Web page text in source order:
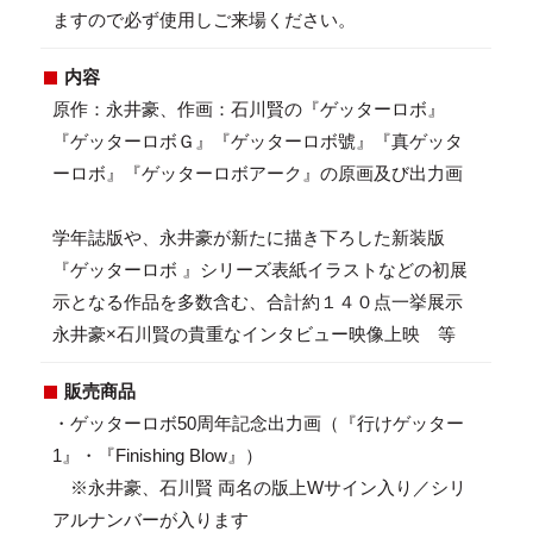
ますので必ず使用しご来場ください。
内容
原作：永井豪、作画：石川賢の『ゲッターロボ』
『ゲッターロボＧ』『ゲッターロボ號』『真ゲッタ
ーロボ』『ゲッターロボアーク』の原画及び出力画
学年誌版や、永井豪が新たに描き下ろした新装版
『ゲッターロボ 』シリーズ表紙イラストなどの初展
示となる作品を多数含む、合計約１４０点一挙展示
永井豪×石川賢の貴重なインタビュー映像上映 等
販売商品
・ゲッターロボ50周年記念出力画（『行けゲッター
1』・『Finishing Blow』）
※永井豪、石川賢 両名の版上Wサイン入り／シリ
アルナンバーが入ります